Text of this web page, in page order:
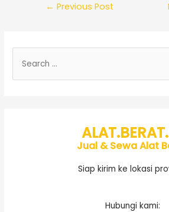
← Previous Post
Jual & Sewa Alat
Siap kirim ke lokasi
Hubungi kami: